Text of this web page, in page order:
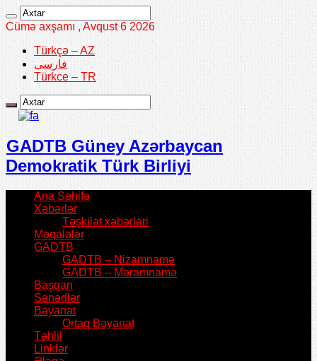
Cümə axşamı , Avqust 6 2026
Türkçə – AZ
فارسی
Türkce – TR
GADTB Güney Azərbaycan
Demokratik Türk Birliyi
Ana Səhifə
Xəbərlər
Təşkilat xəbərləri
Məqalələr
GADTB
GADTB – Nizamnamə
GADTB – Məramnamə
Başqan
Sənədlər
Bəyanat
Ortaq Bəyanat
Təhlil
Linklər